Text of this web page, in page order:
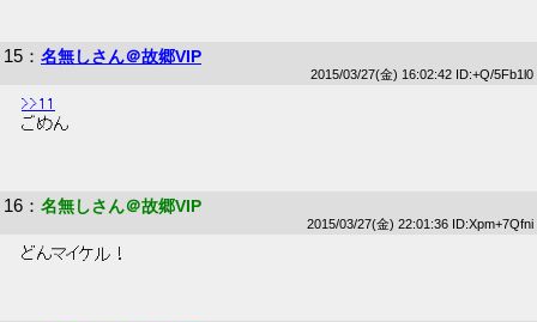
15 ： 名無しさん＠故郷VIP
2015/03/27(金) 16:02:42 ID:+Q/5Fb1l0
>>11
ごめん
16 ： 名無しさん＠故郷VIP
2015/03/27(金) 22:01:36 ID:Xpm+7Qfni
どんマイケル！